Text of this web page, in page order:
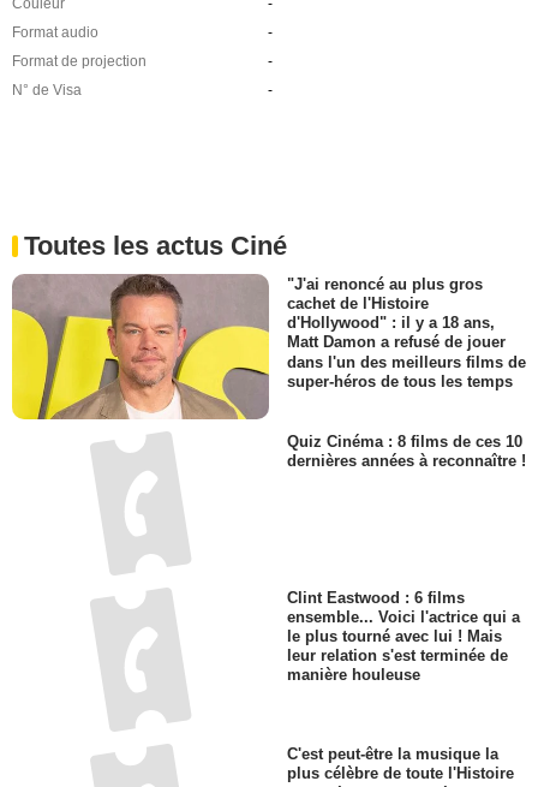
Couleur
-
Format audio
-
Format de projection
-
N° de Visa
-
Toutes les actus Ciné
"J'ai renoncé au plus gros
cachet de l'Histoire
d'Hollywood" : il y a 18 ans,
Matt Damon a refusé de jouer
dans l'un des meilleurs films de
super-héros de tous les temps
Quiz Cinéma : 8 films de ces 10
dernières années à reconnaître !
Clint Eastwood : 6 films
ensemble... Voici l'actrice qui a
le plus tourné avec lui ! Mais
leur relation s'est terminée de
manière houleuse
C'est peut-être la musique la
plus célèbre de toute l'Histoire